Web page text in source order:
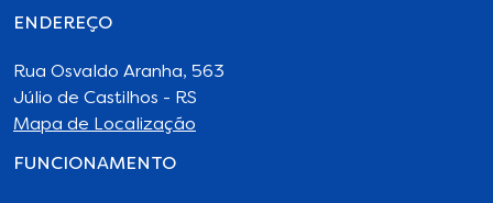
ENDEREÇO
Rua Osvaldo Aranha, 563
Júlio de Castilhos - RS
Mapa de Localização
FUNCIONAMENTO